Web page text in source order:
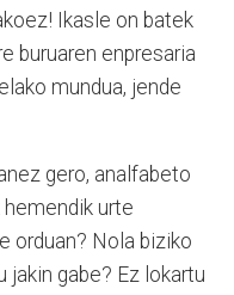
Ikasle on batek
buruaren enpresaria
mundua, jende
gero, analfabeto
urte
orduan? Nola biziko
gabe? Ez lokartu